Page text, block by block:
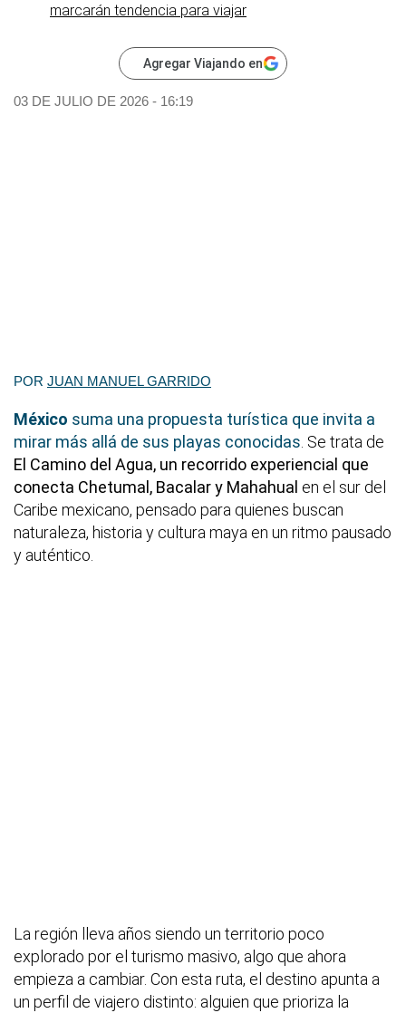
marcarán tendencia para viajar
Agregar Viajando en
03 DE JULIO DE 2026 - 16:19
POR JUAN MANUEL GARRIDO
México suma una propuesta turística que invita a
mirar más allá de sus playas conocidas . Se trata de
El Camino del Agua, un recorrido experiencial que
conecta Chetumal, Bacalar y Mahahual en el sur del
Caribe mexicano, pensado para quienes buscan
naturaleza, historia y cultura maya en un ritmo pausado
y auténtico.
La región lleva años siendo un territorio poco
explorado por el turismo masivo, algo que ahora
empieza a cambiar. Con esta ruta, el destino apunta a
un perfil de viajero distinto: alguien que prioriza la